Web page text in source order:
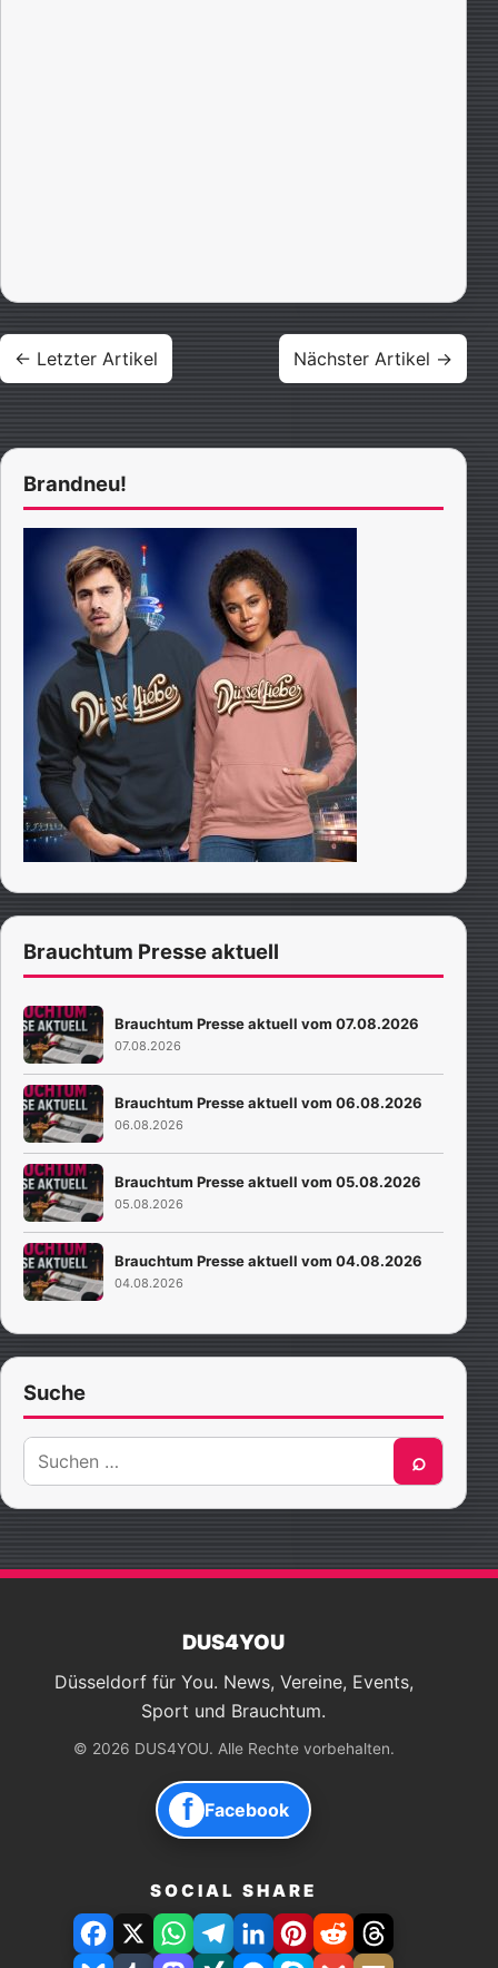
Beitragsnavigation
← Letzter Artikel Nächster Artikel →
Brandneu!
Brauchtum Presse aktuell
Brauchtum Presse aktuell vom 07.08.2026
07.08.2026
Brauchtum Presse aktuell vom 06.08.2026
06.08.2026
Brauchtum Presse aktuell vom 05.08.2026
05.08.2026
Brauchtum Presse aktuell vom 04.08.2026
04.08.2026
Suche
Suche
nach:
⌕
DUS4YOU
Düsseldorf für You. News, Vereine, Events,
Sport und Brauchtum.
© 2026 DUS4YOU. Alle Rechte vorbehalten.
f Facebook
SOCIAL SHARE
Facebook
X WhatsApp
Telegram
LinkedInPinterest
RedditThreads